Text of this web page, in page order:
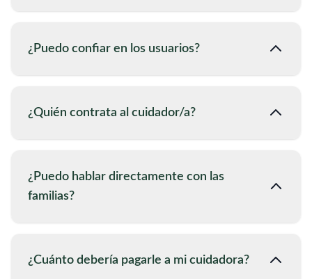
¿Puedo confiar en los usuarios?
¿Quién contrata al cuidador/a?
¿Puedo hablar directamente con las
familias?
¿Cuánto debería pagarle a mi cuidadora?